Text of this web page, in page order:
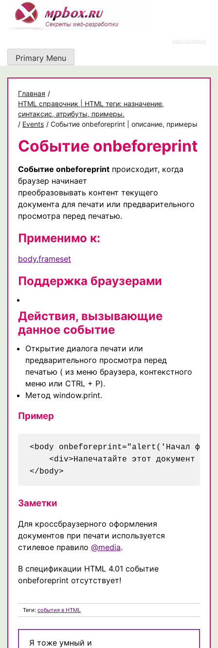
content
https://rz-work.ru
Primary Menu
Главная /
HTML справочник | HTML теги: назначение,
синтаксис, атрибуты, примеры.
/ Events / Событие onbeforeprint | описание, примеры
Событие onbeforeprint
Событие onbeforeprint происходит, когда
браузер начинает
преобразовывать контент текущего
документа для печати или предварительного
просмотра перед печатью.
Применимо к:
body,frameset
Поддержка браузерами
Действия, вызывающие
данное событие
Открытие диалога печати или
предварительного просмотра перед
печатью ( из меню браузера, контекстного
меню или CTRL + P).
Метод window.print.
Пример
<body onbeforeprint="alert('Начал
<div>Напечатайте этот документ
</body>
Заметки
Для кроссбраузерного оформления
документов при печати используется
стилевое правило @media.
В спецификации HTML 4.01 событие
onbeforeprint отсутствует!
Теги: события в HTML
Я тоже умный и